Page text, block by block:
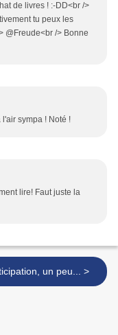
de livres ! :-DD<br />
tu peux les
@Freude<br /> Bonne
sympa ! Noté !
lire! Faut juste la
Anticipation, un peu... >